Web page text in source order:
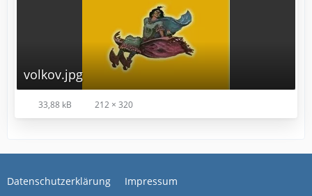
volkov.jpg
33,88 kB 212 × 320
Datenschutzerklärung Impressum